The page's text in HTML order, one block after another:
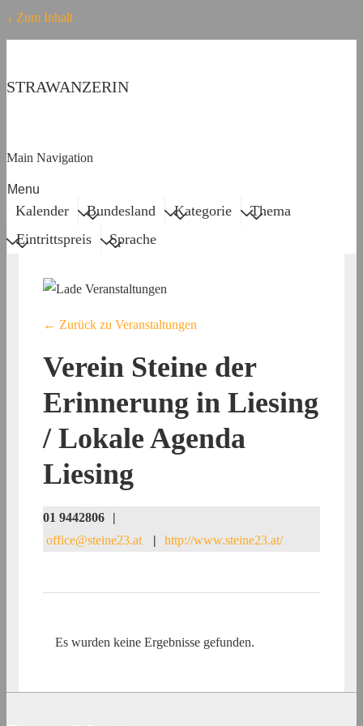
↓ Zum Inhalt
STRAWANZERIN
Main Navigation
Menu
Kalender Bundesland Kategorie
Thema
Eintrittspreis
Sprache
← Zurück zu Veranstaltungen
Verein Steine der
Erinnerung in Liesing
/ Lokale Agenda
Liesing
01 9442806
|
office@steine23.at
| http://www.steine23.at/
Es wurden keine Ergebnisse gefunden.